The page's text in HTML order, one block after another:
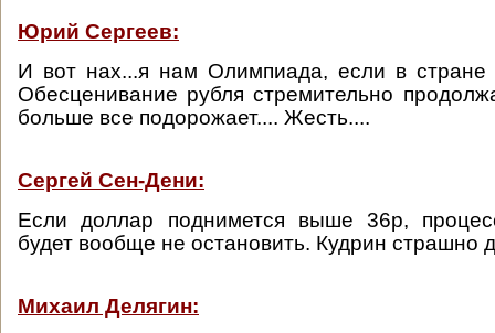
Юрий Сергеев:
И вот нах...я нам Олимпиада, если в стране
Обесценивание рубля стремительно
больше все подорожает.... Жесть....
Сергей Сен-Дени:
Если доллар поднимется выше 36р,
будет вообще не остановить. Кудрин страшно
Михаил Делягин: